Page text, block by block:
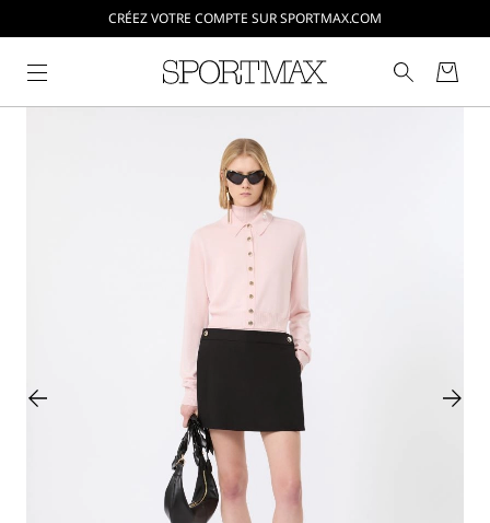
CRÉEZ VOTRE COMPTE SUR SPORTMAX.COM